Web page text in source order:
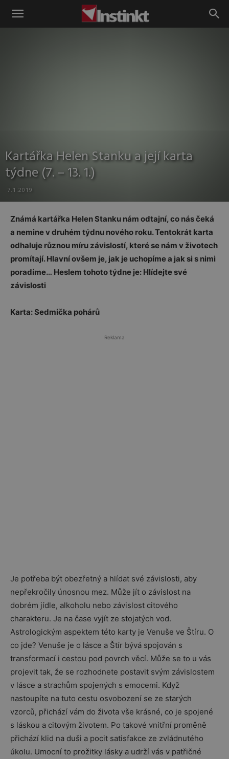
Instinkt
Kartářka Helen Stanku a její karta
týdne (7. – 13. 1.)
7.1.2019
Známá kartářka Helen Stanku nám odtajní, co nás čeká
a nemine v druhém týdnu nového roku. Tentokrát karta
odhaluje různou míru závislostí, které se nám v životech
promítají. Hlavní ovšem je, jak je uchopíme a jak si s nimi
poradíme… Heslem tohoto týdne je: Hlídejte své
závislosti
Karta: Sedmička pohárů
Reklama
Je potřeba být obezřetný a hlídat své závislosti, aby
nepřekročily únosnou mez. Může jít o závislost na
dobrém jídle, alkoholu nebo závislost citového
charakteru. Je na čase vyjít ze stojatých vod.
Astrologickým aspektem této karty je Venuše ve Štíru. O
co jde? Venuše je o lásce a Štír bývá spojován s
transformací i cestou pod povrch věcí. Může se to u vás
projevit tak, že se rozhodnete postavit svým závislostem
v lásce a strachům spojených s emocemi. Když
nastoupíte na tuto cestu osvobození se ze starých
vzorců, přichází vám do života vše krásné, co je spojené
s láskou a citovým životem. Po takové vnitřní proměně
přichází klid na duši a pocit satisfakce ze zvládnutého
úkolu. Umocní to prožitky lásky a udrží vás v patřičné